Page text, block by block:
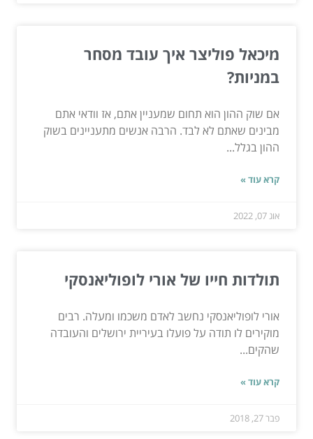
מיכאל פוליצר איך עובד מסחר
במניות?
אם שוק ההון הוא תחום שמעניין אתם, אז וודאי אתם
מבינים שאתם לא לבד. הרבה אנשים מתעניינים בשוק
ההון בגלל...
קרא עוד »
אוג 07, 2022
תולדות חייו של אורי לופוליאנסקי
אורי לופוליאנסקי נחשב לאדם משכמו ומעלה. רבים
מוקירים לו תודה על פועלו בעיריית ירושלים והעובדה
שהקים...
קרא עוד »
פבר 27, 2018